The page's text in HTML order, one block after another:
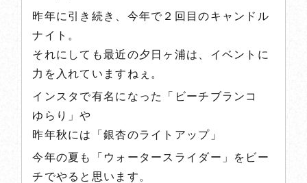
English
ご宿泊予約
日帰りプラン
昨年に引き続き、今年で２回目のキャンドル
ナイト。
それにしても最近の夕日ヶ浦は、イベントに
力を入れていますねぇ。
インスタで有名になった「ビーチブランコ
ゆらり」や
昨年秋には「銀杏のライトアップ」
今年の夏も「ウォータースライダー」をビー
チでやると思います。